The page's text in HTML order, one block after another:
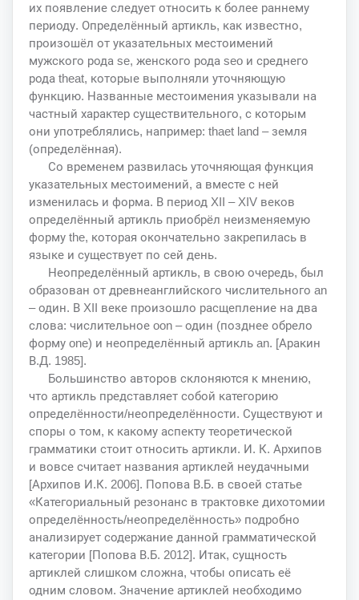
их появление следует относить к более раннему
периоду. Определённый артикль, как известно,
произошёл от указательных местоимений
мужского рода se, женского рода seo и среднего
рода theat, которые выполняли уточняющую
функцию. Названные местоимения указывали на
частный характер существительного, с которым
они употреблялись, например: thaet land – земля
(определённая).
Со временем развилась уточняющая функция
указательных местоимений, а вместе с ней
изменилась и форма. В период XII – XIV веков
определённый артикль приобрёл неизменяемую
форму the, которая окончательно закрепилась в
языке и существует по сей день.
Неопределённый артикль, в свою очередь, был
образован от древнеанглийского числительного an
– один. В XII веке произошло расщепление на два
слова: числительное oon – один (позднее обрело
форму one) и неопределённый артикль an. [Аракин
В.Д. 1985].
Большинство авторов склоняются к мнению,
что артикль представляет собой категорию
определённости/неопределённости. Существуют и
споры о том, к какому аспекту теоретической
грамматики стоит относить артикли. И. К. Архипов
и вовсе считает названия артиклей неудачными
[Архипов И.К. 2006]. Попова В.Б. в своей статье
«Категориальный резонанс в трактовке дихотомии
определённость/неопределённость» подробно
анализирует содержание данной грамматической
категории [Попова В.Б. 2012]. Итак, сущность
артиклей слишком сложна, чтобы описать её
одним словом. Значение артиклей необходимо